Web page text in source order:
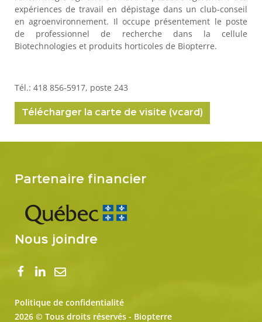
expériences de travail en dépistage dans un club-conseil
en agroenvironnement. Il occupe présentement le poste
de professionnel de recherche dans la cellule
Biotechnologies et produits horticoles de Biopterre.
Tél.: 418 856-5917, poste 243
Télécharger la carte de visite (vcard)
Partenaire financier
Nous joindre
Politique de confidentialité
2026 © Tous droits réservés - Biopterre